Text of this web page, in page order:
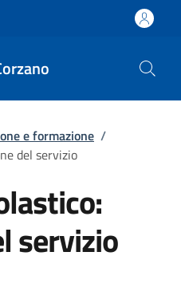
e formazione /
del servizio
servizio